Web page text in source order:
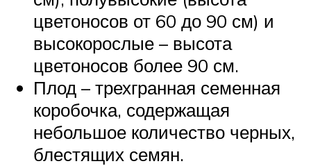
цветоносов от 60 до 90 см) и
высокорослые – высота
цветоносов более 90 см.
Плод – трехгранная семенная
коробочка, содержащая
небольшое количество черных,
блестящих семян.